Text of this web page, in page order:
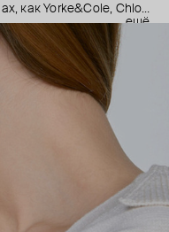
как Yorke&Cole, Chloe,
и парфюм под маркой
наград, бренд Twen был
история именной
найденные в
и яркими
ещё